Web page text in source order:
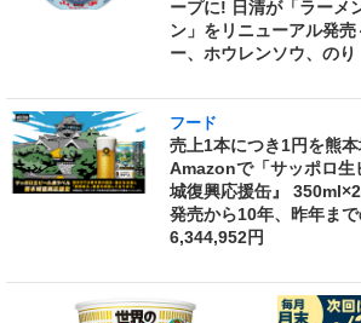
ープに! 日清が「ラーメ
ン」をリニューアル発
ー、ホウレンソウ、のり
フード
売上1本につき1円を熊
Amazonで「サッポロ生
城復興応援缶』
発売から10年、昨年ま
6,344,952円